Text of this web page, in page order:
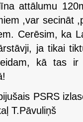
attālumu
,var secināt
Cerēsim, ka
ja tikai
kā tas
PSRS
T.Pāvuliņš